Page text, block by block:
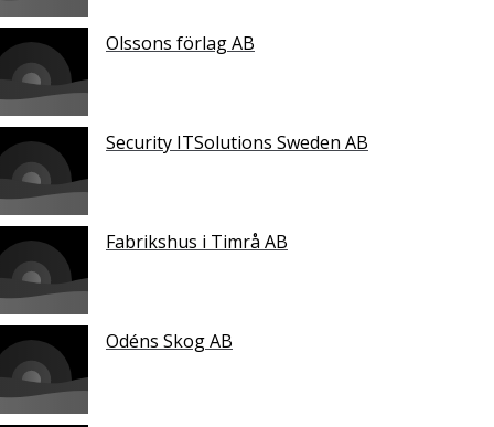
Olssons förlag AB
Security ITSolutions Sweden AB
Fabrikshus i Timrå AB
Odéns Skog AB